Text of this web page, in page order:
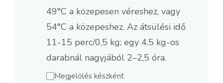
49°C a közepesen véreshez, vagy
54°C a közepeshez. Az átsülési idő
11-15 perc/0,5 kg; egy 4,5 kg-os
darabnál nagyjából 2–2,5 óra.
Megjelölés készként